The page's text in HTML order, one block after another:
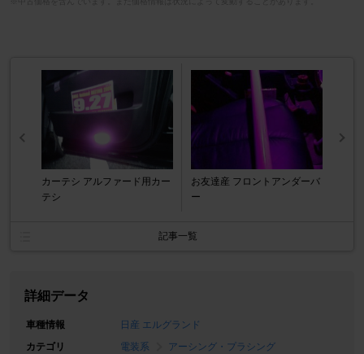
カーテシ アルファード用カー
テシ
お友達産 フロントアンダーバ
ー
記事一覧
詳細データ
車種情報
日産 エルグランド
カテゴリ
電装系
アーシング・プラシング